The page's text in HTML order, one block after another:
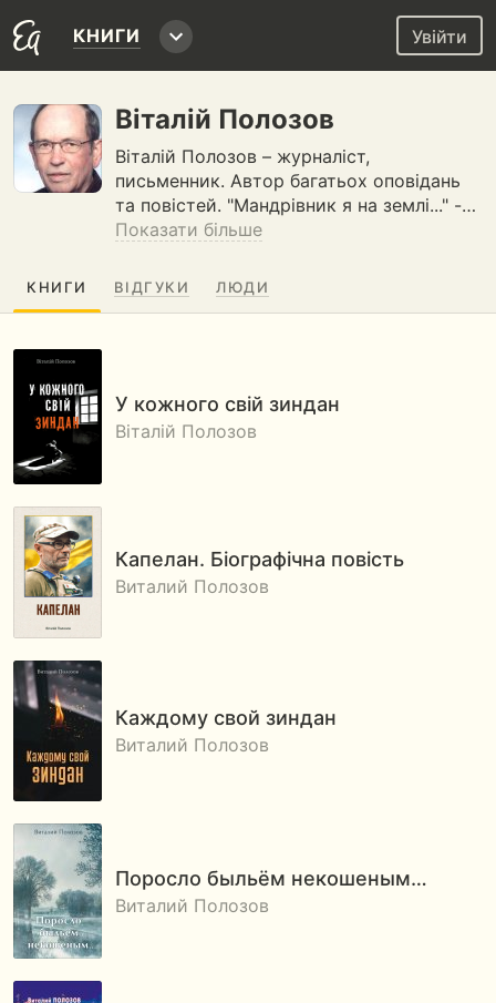
КНИГИ Увійти
Віталій Полозов
Віталій Полозов – журналіст,
письменник. Автор багатьох оповідань
та повістей. "Мандрівник я на землі..." -…
Показати більше
КНИГИ ВІДГУКИ ЛЮДИ
У кожного свій зиндан
Віталій Полозов
Капелан. Біографічна повість
Виталий Полозов
Каждому свой зиндан
Виталий Полозов
Поросло быльём некошеным…
Виталий Полозов